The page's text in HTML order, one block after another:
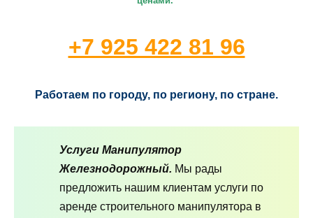
+7 925 422 81 96
Работаем по городу, по региону, по стране.
Услуги Манипулятор
Железнодорожный. Мы рады
предложить нашим клиентам услуги по
аренде строительного манипулятора в